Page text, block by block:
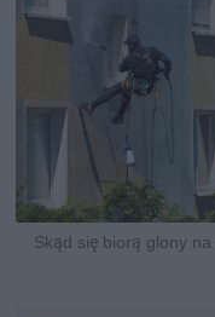
Skąd się biorą glony